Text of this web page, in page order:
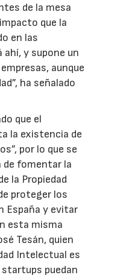
de la mesa
que la
en las
ahí, y supone un
aunque
ha señalado
que el
la existencia de
por lo que se
fomentar la
la Propiedad
proteger los
España y evitar
esta misma
Tesán, quien
Intelectual es
puedan